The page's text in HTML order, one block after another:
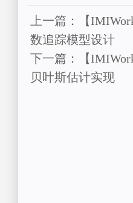
上一篇：【
数追踪模型设计
下一篇：【
贝叶斯估计实现